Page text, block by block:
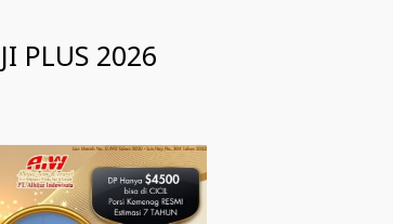
PLUS 2026